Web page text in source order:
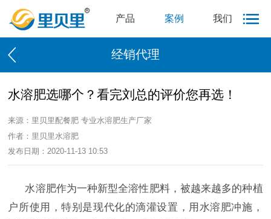
产品 案例 我们
经销代理
水溶肥选哪个？看完刘总的评价您再选！
来源：里贝里配餐肥 专业水溶肥生产厂家
作者：里贝里水溶肥
发布日期：2020-11-13 10:53
水溶肥作为一种新型全溶性肥料，被越来越多的种植
户所使用，特别是现代化的滴灌设置，用水溶肥冲施，